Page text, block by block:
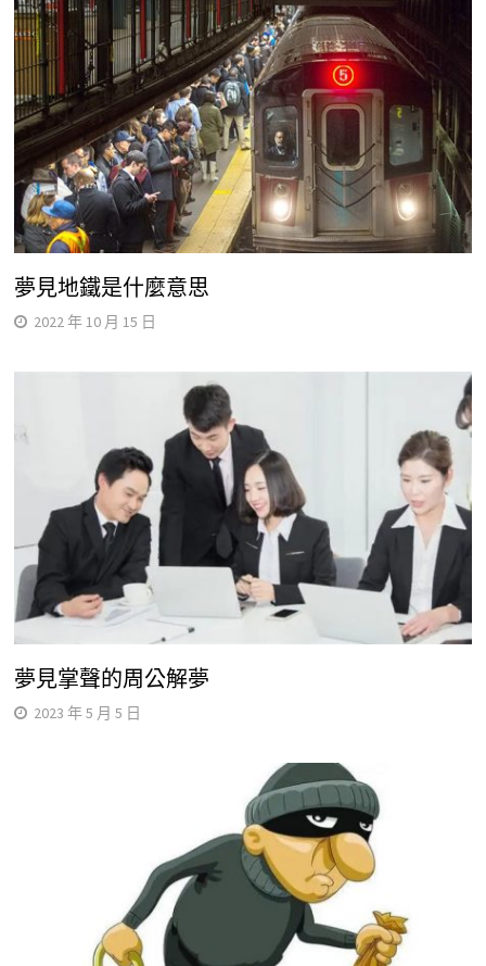
夢見地鐵是什麼意思
2022 年 10 月 15 日
夢見掌聲的周公解夢
2023 年 5 月 5 日